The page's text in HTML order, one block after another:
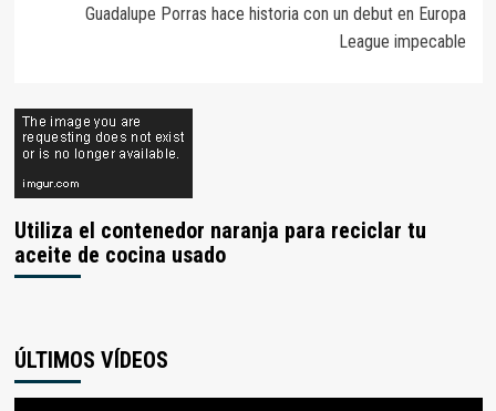
Guadalupe Porras hace historia con un debut en Europa
League impecable
Utiliza el contenedor naranja para reciclar tu
aceite de cocina usado
ÚLTIMOS VÍDEOS